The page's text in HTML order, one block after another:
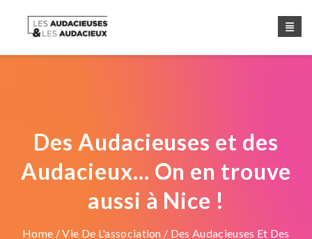
Des Audacieuses et des
Audacieux… On en trouve
aussi à Nice !
Home /Vie De L'association / Des Audacieuses Et Des